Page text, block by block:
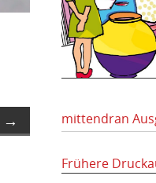
→ mittendran
Frühere